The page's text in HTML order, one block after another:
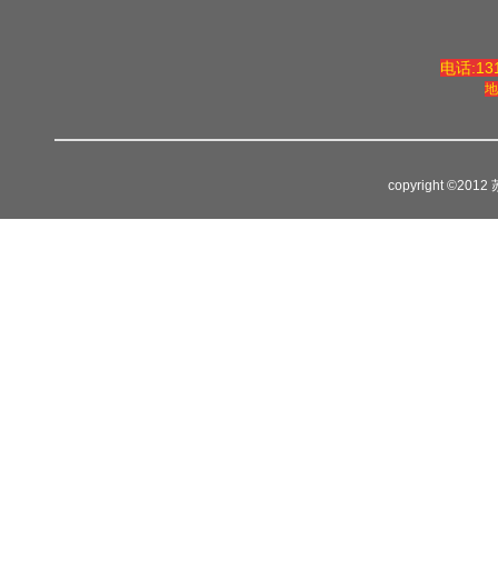
电话
copyright ©2012